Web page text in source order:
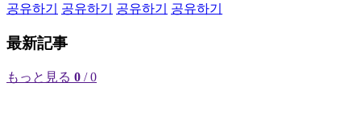
공유하기
공유하기 공유하기 공유하기
最新記事
もっと見る 0 / 0